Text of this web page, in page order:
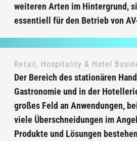
weiteren Arten im Hintergrund,
essentiell für den Betrieb von
Retail, Hospitality & Hotel
Der Bereich des stationären
Gastronomie und in der
großes Feld an Anwendungen,
viele Überschneidungen im
Produkte und Lösungen